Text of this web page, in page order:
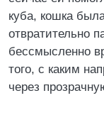
куба, кошка
отвратительно
бессмысленно
того, с каким
через